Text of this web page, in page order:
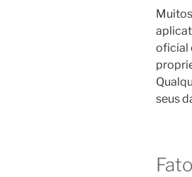
oficial
seus